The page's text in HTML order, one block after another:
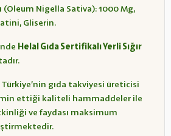
(Oleum Nigella Sativa): 1000 Mg,
Gliserin.
Helal Gıda Sertifikalı Yerli Sığır
gıda takviyesi üreticisi
ettiği kaliteli hammaddeler ile
ve faydası maksimum